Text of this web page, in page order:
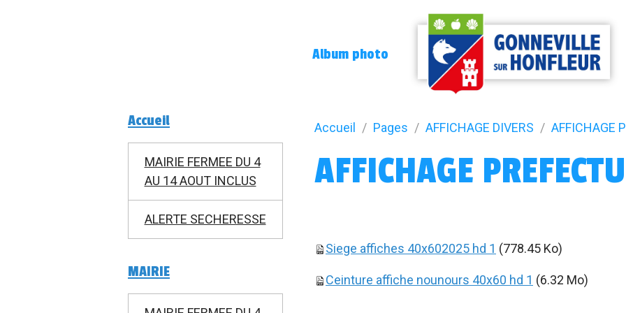
Album photo
Accueil Pages AFFICHAGE DIVERS AFFICHAGE
AFFICHAGE
Siege affiches 40x602025 hd 1 (778.45 Ko)
Ceinture affiche nounours 40x60 hd 1 (6.32 Mo)
Accueil
MAIRIE FERMEE DU 4
AU 14 AOUT INCLUS
ALERTE SECHERESSE
MAIRIE